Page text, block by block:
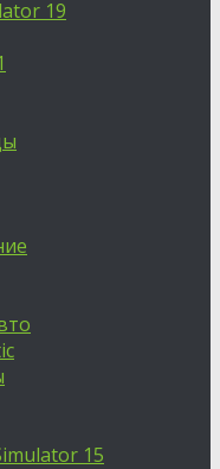
19
15